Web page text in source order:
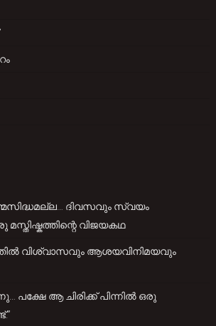
ദിവസവും സ്വയം
മസ്തിഷ്കത്തിന്റെ വിജയകഥ
വിശ്വാസവും ആശയവിനിമയവും
പക്ഷേ ആ ചിരിക്ക് പിന്നിൽ ഒരു